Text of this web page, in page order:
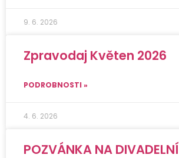
9. 6. 2026
Zpravodaj Květen 2026
PODROBNOSTI »
4. 6. 2026
POZVÁNKA NA DIVADELNÍ